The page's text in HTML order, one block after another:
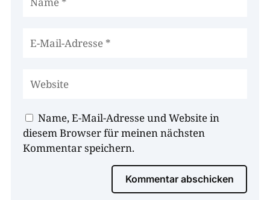
Name, E-Mail-Adresse und Website in
diesem Browser für meinen nächsten
Kommentar speichern.
Kommentar abschicken